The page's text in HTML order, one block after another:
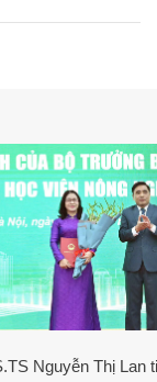
Nguyễn Thị Lan